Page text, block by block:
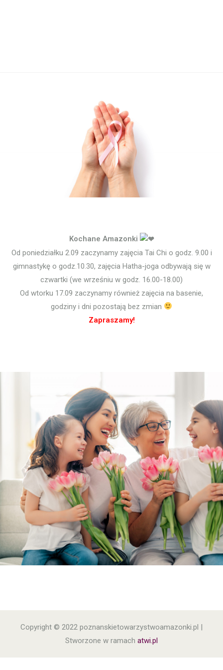
Kochane Amazonki
Od poniedziałku 2.09 zaczynamy zajęcia Tai Chi o godz. 9.00 i
gimnastykę o godz.10.30, zajęcia Hatha-joga odbywają się w
czwartki (we wrześniu w godz. 16.00-18.00)
Od wtorku 17.09 zaczynamy również zajęcia na basenie,
godziny i dni pozostają bez zmian
Zapraszamy!
Copyright © 2022 poznanskietowarzystwoamazonki.pl |
Stworzone w ramach atwi.pl